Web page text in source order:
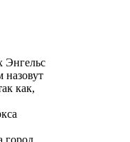
Энгельс
назовут
как,